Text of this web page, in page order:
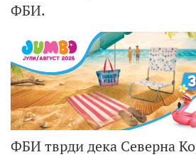
ФБИ.
ФБИ тврди дека Северна